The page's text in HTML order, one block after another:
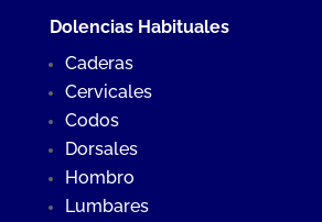
Dolencias Habituales
Caderas
Cervicales
Codos
Dorsales
Hombro
Lumbares